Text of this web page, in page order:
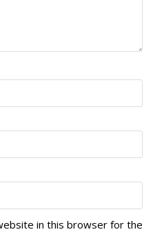
in this browser for the